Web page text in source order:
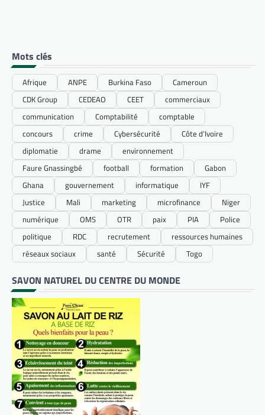
Mots clés
Afrique ANPE Burkina Faso
Cameroun
CDK Group
CEDEAO CEET
commerciaux
communication
Comptabilité
comptable
concours
crime Cybersécurité
Côte d’Ivoire
diplomatie
drame
environnement
Faure Gnassingbé
football formation
Gabon
Ghana
gouvernement informatique
IYF
Justice
Mali marketing microfinance
Niger
numérique
OMS OTR paix PIA
Police
politique
RDC recrutement
ressources humaines
réseaux sociaux
santé Sécurité Togo
SAVON NATUREL DU CENTRE DU MONDE